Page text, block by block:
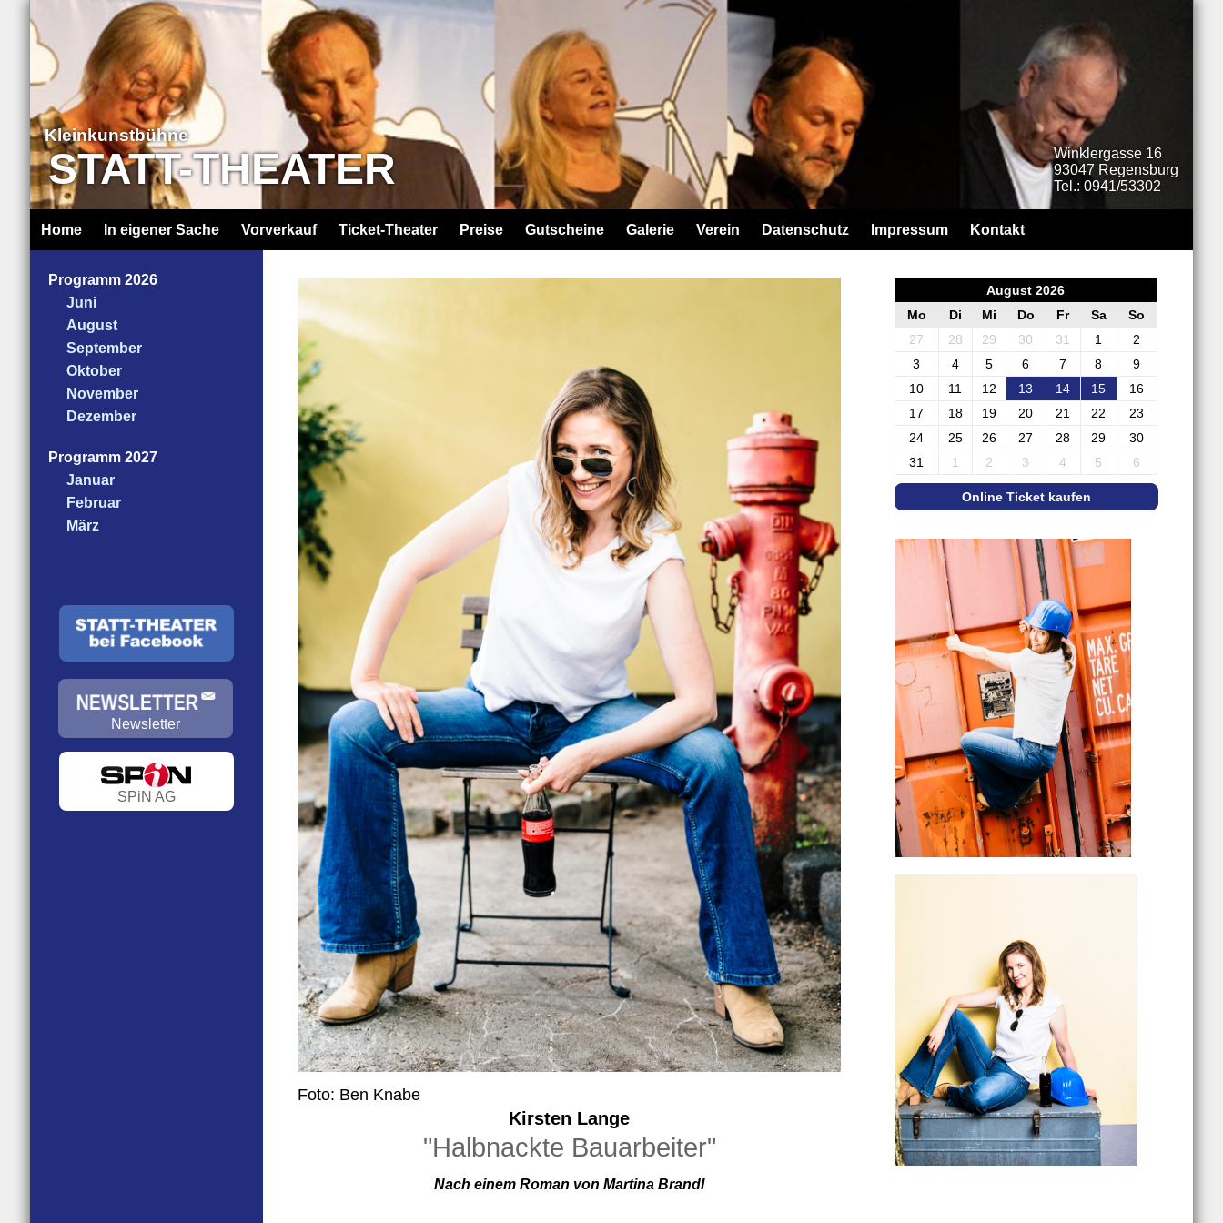
Kleinkunstbühne
STATT-THEATER
Winklergasse 16
93047 Regensburg
Tel.: 0941/53302
Home In eigener Sache Vorverkauf Ticket-Theater Preise Gutscheine Galerie Verein Datenschutz Impressum Kontakt
Programm 2026
Juni
August
September
Oktober
November
Dezember
Programm 2027
Januar
Februar
März
Newsletter
SPiN AG
Foto: Ben Knabe
Kirsten Lange
"Halbnackte Bauarbeiter"
Nach einem Roman von Martina Brandl
August 2026
Mo
Di Mi Do Fr Sa
So
27
28 29 30 31 1
2
3
4 5 6 7 8
9
10
11 12 13 14 15
16
17
18 19 20 21 22
23
24
25 26 27 28 29
30
31
1 2 3 4 5 6
Online Ticket kaufen